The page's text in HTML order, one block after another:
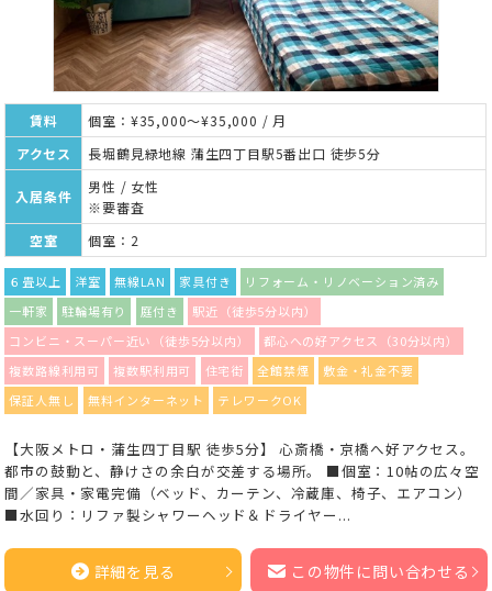
賃料
個室：¥35,000～¥35,000 / 月
アクセス
長堀鶴見緑地線 蒲生四丁目駅5番出口 徒歩5分
入居条件
男性 / 女性
※要審査
空室
個室：2
６畳以上 洋室 無線LAN 家具付き
リフォーム・リノベーション済み
一軒家
駐輪場有り 庭付き
駅近（徒歩5分以内）
コンビニ・スーパー近い（徒歩5分以内）
都心への好アクセス（30分以内）
複数路線利用可
複数駅利用可 住宅街 全館禁煙
敷金・礼金不要
保証人無し
無料インターネット テレワークOK
【大阪メトロ・蒲生四丁目駅 徒歩5分】 心斎橋・京橋へ好アクセス。
都市の鼓動と、静けさの余白が交差する場所。 ■個室：10帖の広々空
間／家具・家電完備（ベッド、カーテン、冷蔵庫、椅子、エアコン）
■水回り：リファ製シャワーヘッド＆ドライヤー...
詳細を見る この物件に問い合わせる